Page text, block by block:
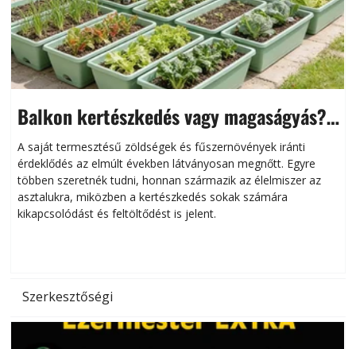
Balkon kertészkedés vagy magaságyás?
Helytakarékos kertészkedés
A saját termesztésű zöldségek és fűszernövények iránti
érdeklődés az elmúlt években látványosan megnőtt. Egyre
többen szeretnék tudni, honnan származik az élelmiszer az
asztalukra, miközben a kertészkedés sokak számára
kikapcsolódást és feltöltődést is jelent.
Szerkesztőségi